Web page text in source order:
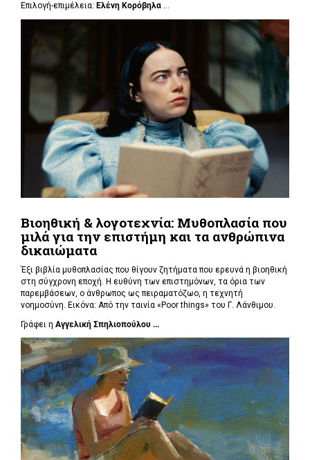
Επιλογή-επιμέλεια: Ελένη Κορόβηλα ...
Βιοηθική & λογοτεχνία: Μυθοπλασία που
μιλά για την επιστήμη και τα ανθρώπινα
δικαιώματα
Έξι βιβλία μυθοπλασίας που θίγουν ζητήματα που ερευνά η βιοηθική
στη σύγχρονη εποχή. Η ευθύνη των επιστημόνων, τα όρια των
παρεμβάσεων, ο άνθρωπος ως πειραματόζωο, η τεχνητή
νοημοσύνη. Εικόνα: Από την ταινία «Poor things» του Γ. Λάνθιμου.
Γράφει η Αγγελική Σπηλιοπούλου ...